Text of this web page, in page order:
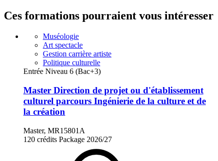
Ces formations pourraient vous intéresser
Muséologie
Art spectacle
Gestion carrière artiste
Politique culturelle
Entrée Niveau 6 (Bac+3)
Master Direction de projet ou d'établissement
culturel parcours Ingénierie de la culture et de
la création
Master, MR15801A
120 crédits Package 2026/27